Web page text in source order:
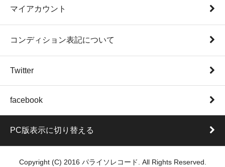
マイアカウント
コンディション表記について
Twitter
facebook
PC版表示に切り替える
Copyright (C) 2016 パライソレコード. All Rights Reserved.